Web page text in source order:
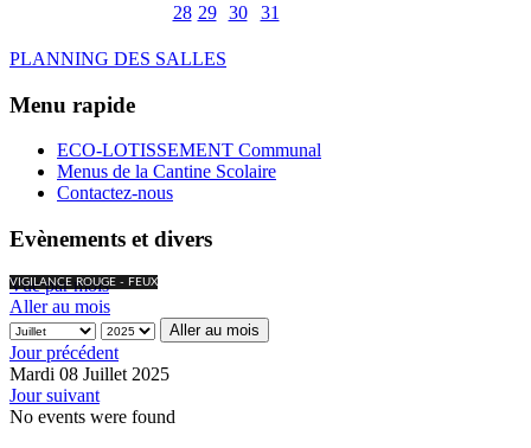
28 29 30 31
PLANNING DES SALLES
Menu rapide
ECO-LOTISSEMENT Communal
Menus de la Cantine Scolaire
Contactez-nous
Evènements et divers
VIGILANCE ROUGE - FEUX
Vue par mois
Aller au mois
Aller au mois
Jour précédent
Mardi 08 Juillet 2025
Jour suivant
No events were found